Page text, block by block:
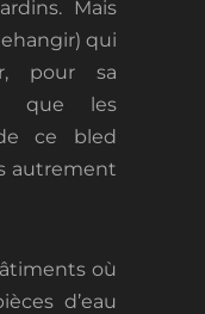
Mais
qui
pour sa
que les
ce bled
autrement
où
d’eau